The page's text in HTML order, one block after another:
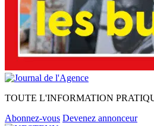
TOUTE L'INFORMATION
Abonnez-vous Devenez annonceur